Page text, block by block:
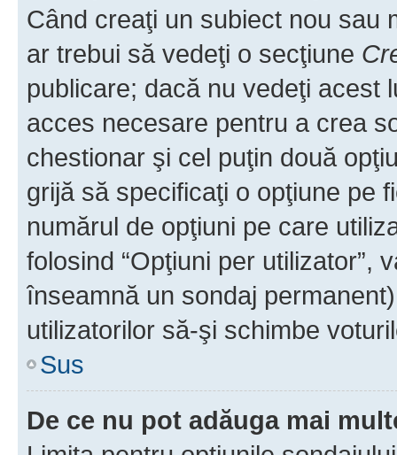
Când creaţi un subiect nou sau
ar trebui să vedeţi o secţiune
publicare; dacă nu vedeţi acest
acces necesare pentru a crea
chestionar şi cel puţin două
grijă să specificaţi o opţiune pe
numărul de opţiuni pe care
folosind “Opţiuni per utilizator”,
înseamnă un sondaj
utilizatorilor să-şi schimbe
Sus
De ce nu pot adăuga mai